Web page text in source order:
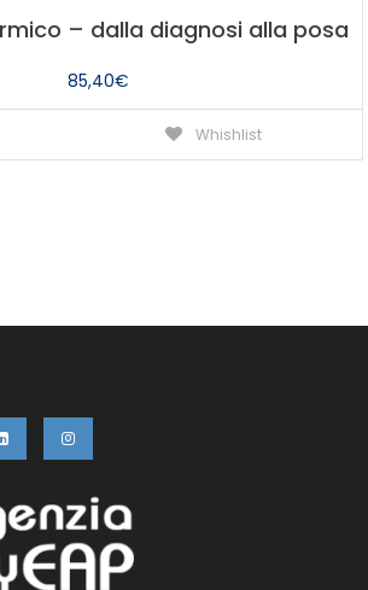
– dalla diagnosi alla posa
85,40€
Whishlist